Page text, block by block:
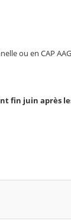
ou en CAP
fin juin après